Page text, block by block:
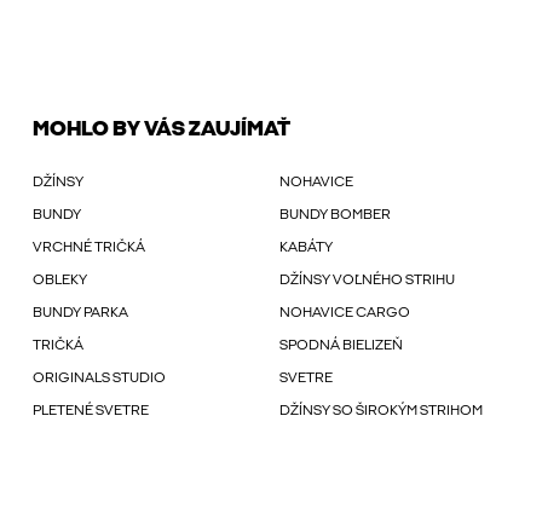
MOHLO BY VÁS ZAUJÍMAŤ
DŽÍNSY NOHAVICE
BUNDY BUNDY BOMBER
VRCHNÉ TRIČKÁ KABÁTY
OBLEKY DŽÍNSY VOĽNÉHO STRIHU
BUNDY PARKA NOHAVICE CARGO
TRIČKÁ SPODNÁ BIELIZEŇ
ORIGINALS STUDIO SVETRE
PLETENÉ SVETRE DŽÍNSY SO ŠIROKÝM STRIHOM